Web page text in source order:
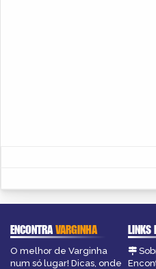
ENCONTRAVARGINHA
O melhor de Varginha
num só lugar! Dicas, onde
LINKS